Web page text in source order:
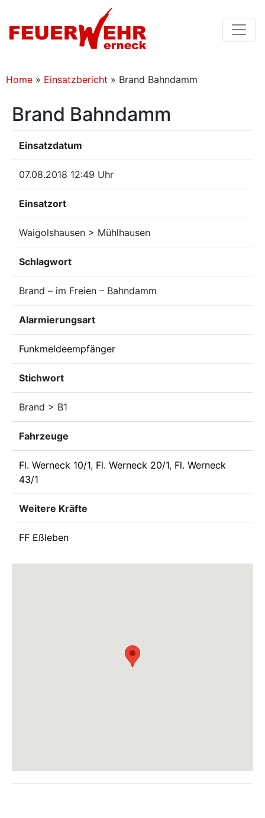
Home » Einsatzbericht » Brand Bahndamm
Brand Bahndamm
Einsatzdatum
07.08.2018 12:49 Uhr
Einsatzort
Waigolshausen > Mühlhausen
Schlagwort
Brand – im Freien – Bahndamm
Alarmierungsart
Funkmeldeempfänger
Stichwort
Brand > B1
Fahrzeuge
Fl. Werneck 10/1, Fl. Werneck 20/1, Fl. Werneck
43/1
Weitere Kräfte
FF Eßleben